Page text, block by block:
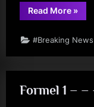
Read More
Tikka
»
#Breaking News
Formel 1 –